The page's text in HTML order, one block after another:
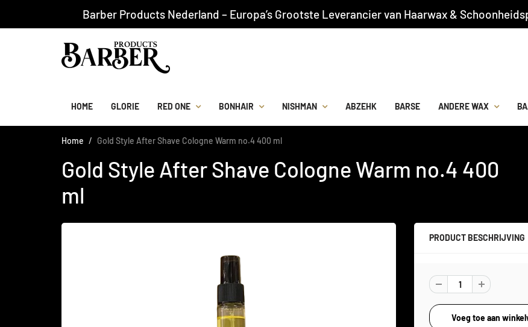
Barber Products Nederland – Europa’s Grootste Leverancier van Haarwax &
HOME GLORIE RED ONE BONHAIR NISHMAN ABZEHK BARSE ANDERE WAX
Home Gold Style After Shave Cologne Warm no.4 400 ml
Gold Style After Shave Cologne Warm no.4 400
ml
PRODUCT BESCHRIJVING